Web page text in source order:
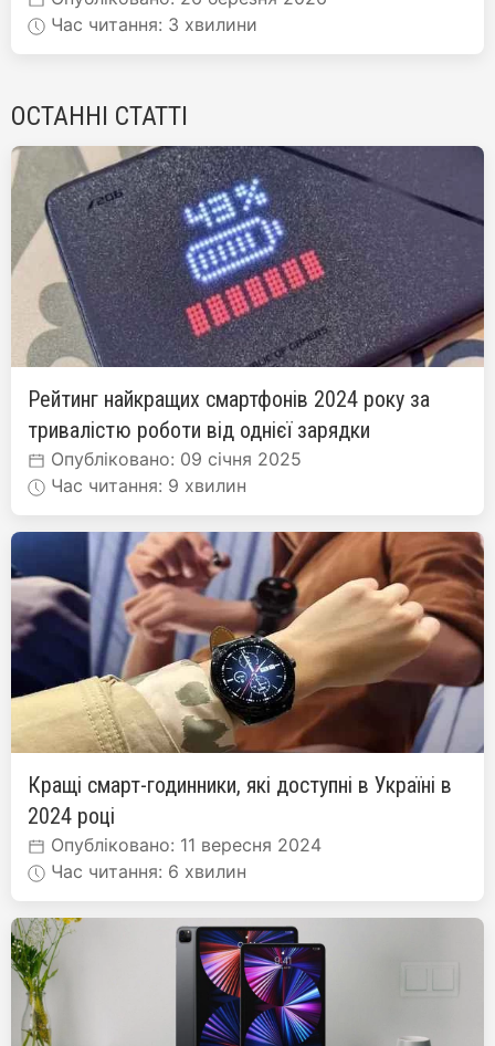
Час читання: 3 хвилини
ОСТАННІ СТАТТІ
Рейтинг найкращих смартфонів 2024 року за
тривалістю роботи від однієї зарядки
Опубліковано: 09 січня 2025
Час читання: 9 хвилин
Кращі смарт-годинники, які доступні в Україні в
2024 році
Опубліковано: 11 вересня 2024
Час читання: 6 хвилин